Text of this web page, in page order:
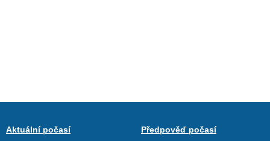
Aktuální počasí
Předpověď počasí